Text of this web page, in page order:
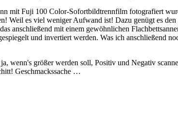
mit Fuji 100 Color-Sofortbildtrennfilm fotografiert
Weil es viel weniger Aufwand ist! Dazu genügt es
anschließend mit einem gewöhnlichen
und invertiert werden. Was ich anschließend
wenn's größer werden soll, Positiv und Negativ
Geschmackssache …